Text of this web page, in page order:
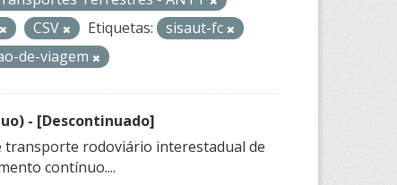
CSV Etiquetas:
sisaut-fc
de-viagem
- [Descontinuado]
transporte rodoviário interestadual de
contínuo....